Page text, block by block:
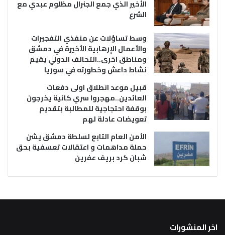
الأخير الذي جمع الجنرال مظلوم عبدي مع
الشرع
وسط تساؤلات عن منفذي التفجيرات
والأعمال الإرهابية الأخيرة في دمشق
ومناطق اخرى..التحالف الدولي يقيم
نشاط داعش وخطورته في سوريا
قبيل موعد انطلاق اولى دفعات
العائدين..مهجروا سري كانية يخرجون
بوقفة احتجاجية للمطالبة بتقديم
تعويضات عادلة لهم
الأمن العام التابع لسلطة دمشق يشن
حملة مداهمات و اعتقالات تعسفية بحق
شبان كرد بريف عفرين
اخر المنشورات